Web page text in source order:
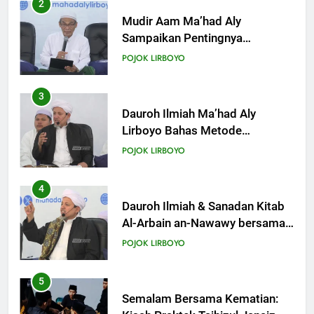
3
Dauroh Ilmiah Ma’had Aly
Lirboyo Bahas Metode
Ahlusunnah dalam
POJOK LIRBOYO
4
Dauroh Ilmiah & Sanadan Kitab
Al-Arbain an-Nawawy bersama
As-Syaikh Dr. Yasir Al-Adny
POJOK LIRBOYO
5
Semalam Bersama Kematian:
Kisah Praktek Tajhizul Janaiz
Siswa III Aliyah
POJOK LIRBOYO
6
Di Balik Dinginnya Malam